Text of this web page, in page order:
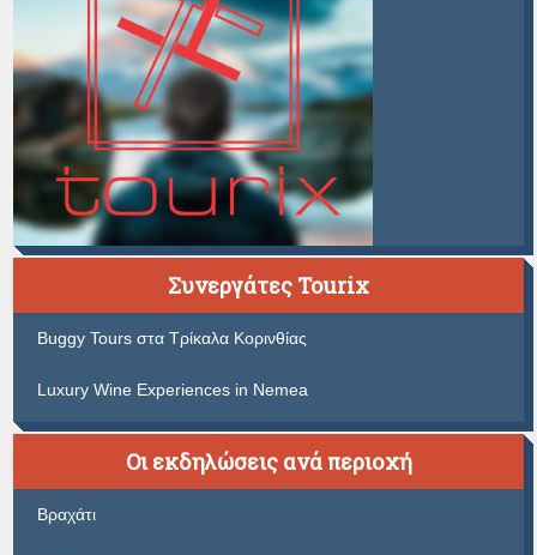
Συνεργάτες Tourix
Buggy Tours στα Τρίκαλα Κορινθίας
Luxury Wine Experiences in Nemea
Οι εκδηλώσεις ανά περιοχή
Βραχάτι